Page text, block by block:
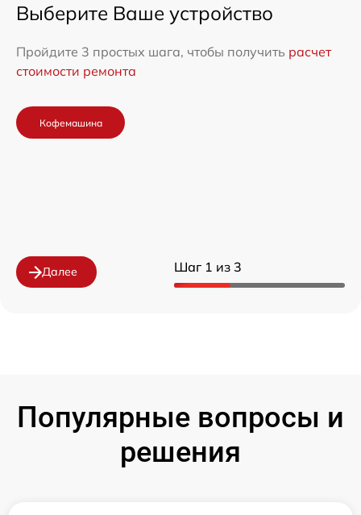
Шаг 1 из 3
Выберите Ваше устройство
Пройдите 3 простых шага, чтобы получить расчет
стоимости ремонта
Кофемашина
Далее
Популярные вопросы и
решения